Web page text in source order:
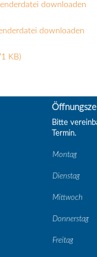
downloaden
downloaden
KB)
Bitte
Termin.
Montag
Dienstag
Mittwoch
Donnerstag
Freitag